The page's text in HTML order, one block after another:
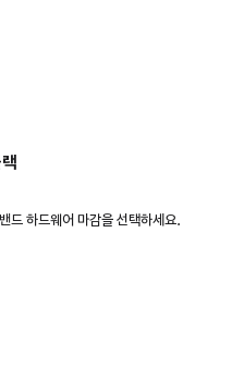
하드웨어 마감을 선택하세요.